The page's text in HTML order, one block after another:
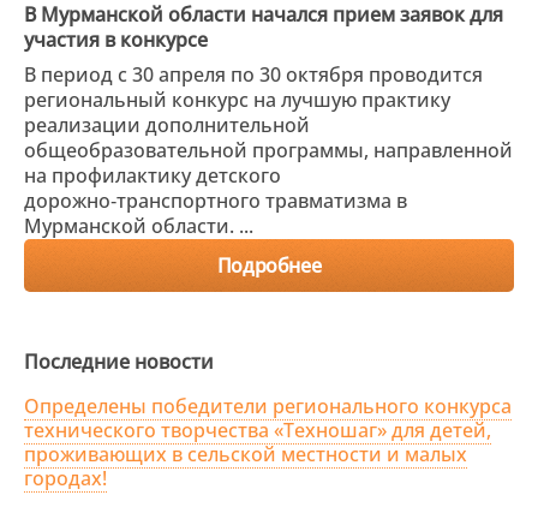
В Мурманской области начался прием заявок для
участия в конкурсе
В период с 30 апреля по 30 октября проводится
региональный конкурс на лучшую практику
реализации дополнительной
общеобразовательной программы, направленной
на профилактику детского
дорожно‑транспортного травматизма в
Мурманской области. ...
Подробнее
Последние новости
Определены победители регионального конкурса
технического творчества «Техношаг» для детей,
проживающих в сельской местности и малых
городах!